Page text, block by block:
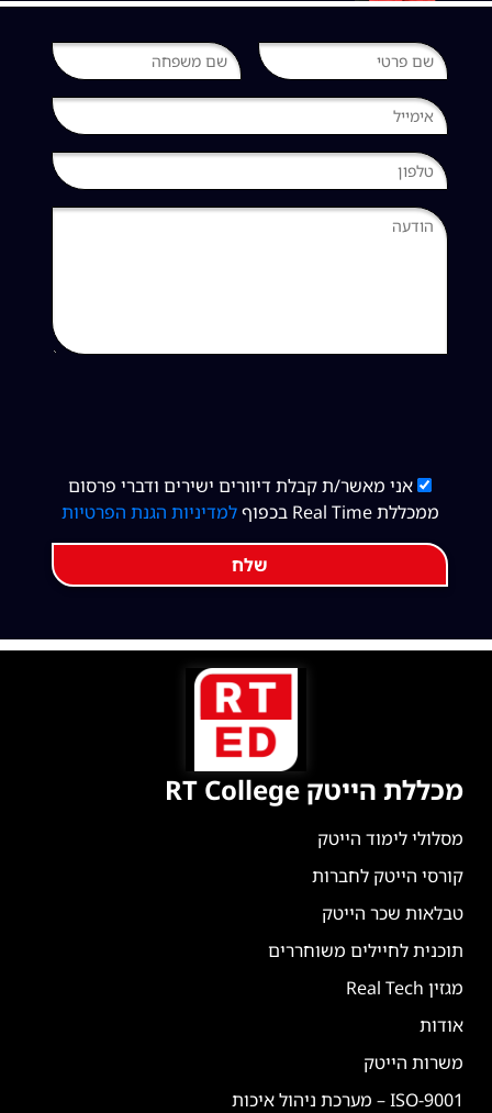
אני מאשר/ת קבלת דיוורים ישירים ודברי פרסום
ממכללת Real Time בכפוף
למדיניות הגנת הפרטיות
שלח
מכללת הייטק RT College
מסלולי לימוד הייטק
קורסי הייטק לחברות
טבלאות שכר הייטק
תוכנית לחיילים משוחררים
מגזין Real Tech
אודות
משרות הייטק
ISO-9001 – מערכת ניהול איכות